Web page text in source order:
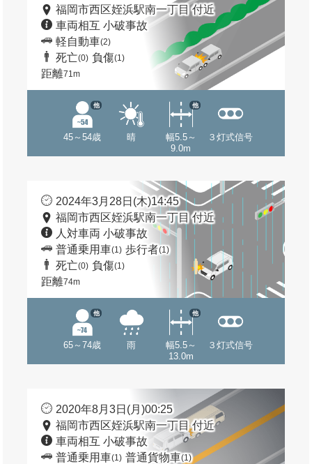
福岡市西区姪浜駅南一丁目 付近
車両相互 小破事故
軽自動車(2)
死亡(0) 負傷(1)
距離71m
45～54歳
他
晴
幅5.5～
9.0m
他
３灯式信号
2024年3月28日(木)14:45
福岡市西区姪浜駅南一丁目 付近
人対車両 小破事故
普通乗用車(1) 歩行者(1)
死亡(0) 負傷(1)
距離74m
65～74歳
他
雨
幅5.5～
13.0m
他
３灯式信号
2020年8月3日(月)00:25
福岡市西区姪浜駅南一丁目 付近
車両相互 小破事故
普通乗用車(1) 普通貨物車(1)